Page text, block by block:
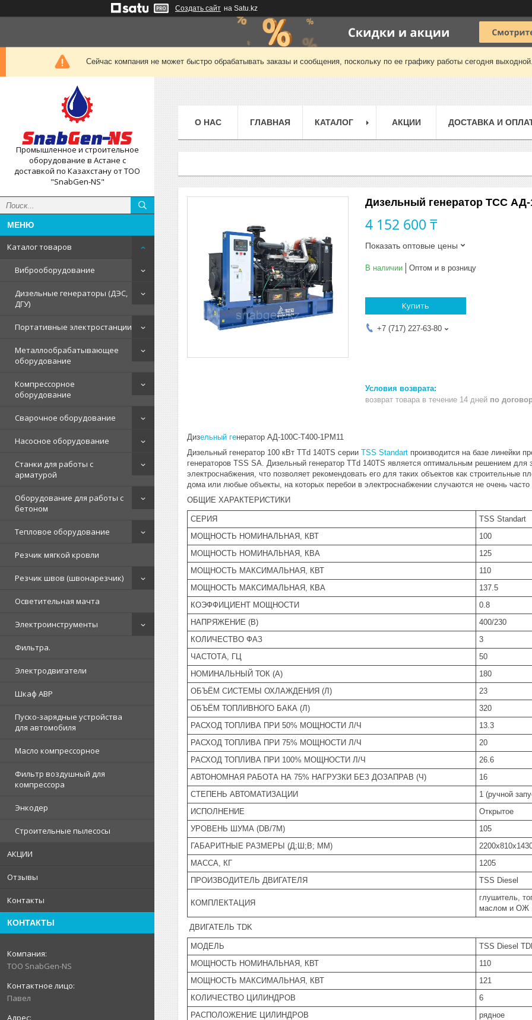
Создать сайт на Satu.kz
Сейчас компания не может быстро обрабатывать заказы и сообщения, поскольку по ее графику работы сегодня
Промышленное и строительное
оборудование в Астане с
доставкой по Казахстану от ТОО
"SnabGen-NS"
Каталог товаров
Виброоборудование
Дизельные генераторы (ДЭС,
ДГУ)
Портативные электростанции
Металлообрабатывающее
оборудование
Компрессорное
оборудование
Сварочное оборудование
Насосное оборудование
Станки для работы с
арматурой
Оборудование для работы с
бетоном
Тепловое оборудование
Резчик мягкой кровли
Резчик швов (швонарезчик)
Осветительная мачта
Электроинструменты
Фильтра.
Электродвигатели
Шкаф АВР
Пуско-зарядные устройства
для автомобиля
Масло компрессорное
Фильтр воздушный для
компрессора
Энкодер
Строительные пылесосы
АКЦИИ
Отзывы
Контакты
КОНТАКТЫ
ТОО SnabGen-NS
Павел
О НАС ГЛАВНАЯ КАТАЛОГ АКЦИИ ДОСТАВКА И
Дизельный генератор ТСС
4 152 600 ₸
Показать оптовые цены
В наличии Оптом и в розницу
Купить
+7 (717) 227-63-80
возврат товара в течение 14 дней по
Дизельный генератор АД-100С-Т400-1РМ11
Дизельный генератор 100 кВт TTd 140TS серии TSS Standart производится на базе линейки
генераторов TSS SA. Дизельный генератор TTd 140TS является оптимальным решением для
электроснабжения, что позволяет рекомендовать его для таких объектов как строительные
дома или любые объекты, на которых перебои в электроснабжении случаются не очень часто
ОБЩИЕ ХАРАКТЕРИСТИКИ
СЕРИЯ
TSS Standart
МОЩНОСТЬ НОМИНАЛЬНАЯ, КВТ
100
МОЩНОСТЬ НОМИНАЛЬНАЯ, КВА
125
МОЩНОСТЬ МАКСИМАЛЬНАЯ, КВТ
110
МОЩНОСТЬ МАКСИМАЛЬНАЯ, КВА
137.5
КОЭФФИЦИЕНТ МОЩНОСТИ
0.8
НАПРЯЖЕНИЕ (В)
400/230
КОЛИЧЕСТВО ФАЗ
3
ЧАСТОТА, ГЦ
50
НОМИНАЛЬНЫЙ ТОК (А)
180
ОБЪЁМ СИСТЕМЫ ОХЛАЖДЕНИЯ (Л)
23
ОБЪЁМ ТОПЛИВНОГО БАКА (Л)
320
РАСХОД ТОПЛИВА ПРИ 50% МОЩНОСТИ Л/Ч
13.3
РАСХОД ТОПЛИВА ПРИ 75% МОЩНОСТИ Л/Ч
20
РАСХОД ТОПЛИВА ПРИ 100% МОЩНОСТИ Л/Ч
26.6
АВТОНОМНАЯ РАБОТА НА 75% НАГРУЗКИ БЕЗ ДОЗАПРАВ (Ч)
16
СТЕПЕНЬ АВТОМАТИЗАЦИИ
1 (ручной
ИСПОЛНЕНИЕ
Открытое
УРОВЕНЬ ШУМА (DB/7М)
105
ГАБАРИТНЫЕ РАЗМЕРЫ (Д;Ш;В; ММ)
МАССА, КГ
1205
ПРОИЗВОДИТЕЛЬ ДВИГАТЕЛЯ
TSS Diesel
КОМПЛЕКТАЦИЯ
глушитель,
маслом и ОЖ
ДВИГАТЕЛЬ TDK
МОДЕЛЬ
TSS Diesel
МОЩНОСТЬ НОМИНАЛЬНАЯ, КВТ
110
МОЩНОСТЬ МАКСИМАЛЬНАЯ, КВТ
121
КОЛИЧЕСТВО ЦИЛИНДРОВ
6
РАСПОЛОЖЕНИЕ ЦИЛИНДРОВ
рядное